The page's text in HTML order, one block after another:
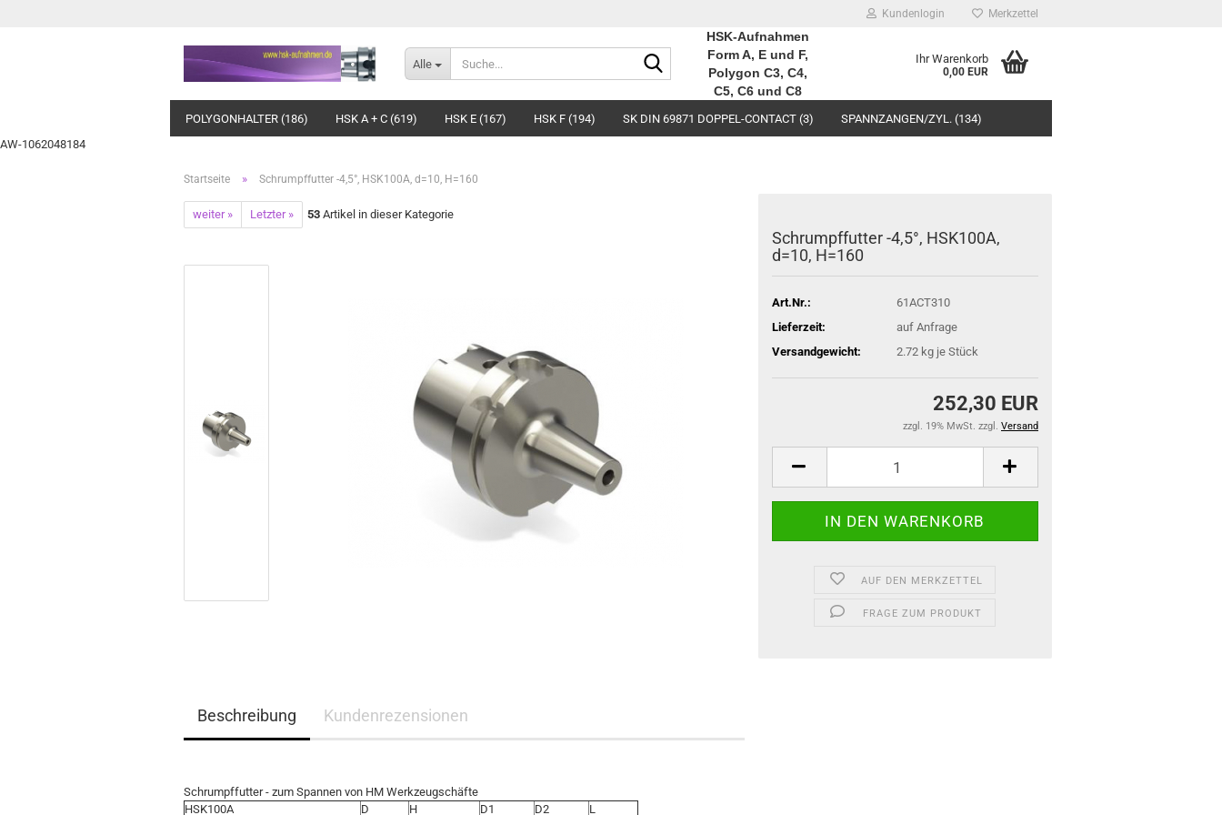
AW-1062048184
Kundenlogin Merkzettel
Alle
Suche...
HSK-Aufnahmen
Form A, E und F,
Polygon C3, C4,
C5, C6 und C8
Ihr Warenkorb
0,00 EUR
POLYGONHALTER (186) HSK A + C (619) HSK E (167) HSK F (194) SK DIN 69871 DOPPEL-CONTACT (3) SPANNZANGEN/ZYL. (134)
Startseite » Schrumpffutter -4,5°, HSK100A, d=10, H=160
weiter » Letzter » 53 Artikel in dieser Kategorie
Schrumpffutter -4,5°, HSK100A,
d=10, H=160
Art.Nr.:
61ACT310
Lieferzeit:
auf Anfrage
Versandgewicht:
2.72kg je Stück
252,30 EUR
zzgl. 19% MwSt. zzgl. Versand
AUF DEN MERKZETTEL
FRAGE ZUM PRODUKT
Beschreibung Kundenrezensionen
Schrumpffutter - zum Spannen von HM Werkzeugschäfte
HSK100A
D H D1 D2
L